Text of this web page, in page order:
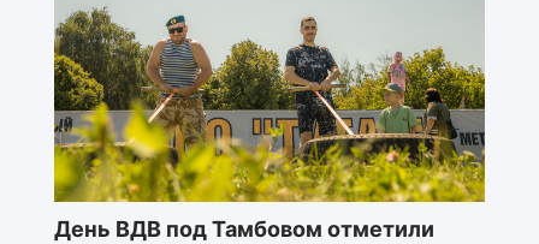
День ВДВ под Тамбовом отметили